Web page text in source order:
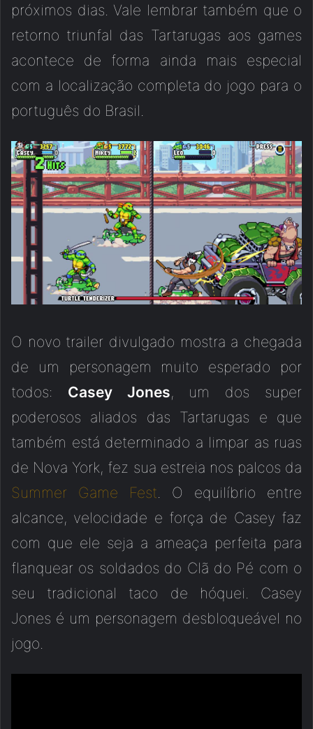
próximos dias. Vale lembrar também que o
retorno triunfal das Tartarugas aos games
acontece de forma ainda mais especial
com a localização completa do jogo para o
português do Brasil.
O novo trailer divulgado mostra a chegada
de um personagem muito esperado por
todos: Casey Jones, um dos super
poderosos aliados das Tartarugas e que
também está determinado a limpar as ruas
de Nova York, fez sua estreia nos palcos da
Summer Game Fest . O equilíbrio entre
alcance, velocidade e força de Casey faz
com que ele seja a ameaça perfeita para
flanquear os soldados do Clã do Pé com o
seu tradicional taco de hóquei. Casey
Jones é um personagem desbloqueável no
jogo.